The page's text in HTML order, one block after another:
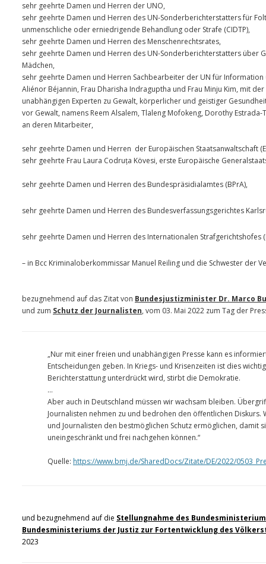
sehr geehrte Damen und Herren der UNO,
sehr geehrte Damen und Herren des UN-Sonderberichterstatters für
unmenschliche oder erniedrigende Behandlung oder Strafe (CIDTP),
sehr geehrte Damen und Herren des Menschenrechtsrates,
sehr geehrte Damen und Herren des UN-Sonderberichterstatters über
Mädchen,
sehr geehrte Damen und Herren Sachbearbeiter der UN für
Aliénor Béjannin, Frau Dharisha Indraguptha und Frau Minju Kim, mit
unabhängigen Experten zu Gewalt, körperlicher und geistiger
vor Gewalt, namens Reem Alsalem, Tlaleng Mofokeng, Dorothy
an deren Mitarbeiter,
sehr geehrte Damen und Herren der Europäischen Staatsanwaltschaft
sehr geehrte Frau Laura Codruța Kövesi, erste Europäische
sehr geehrte Damen und Herren des Bundespräsidialamtes (BPrA),
sehr geehrte Damen und Herren des Bundesverfassungsgerichtes
sehr geehrte Damen und Herren des Internationalen Strafgerichtshofes
– in Bcc Kriminaloberkommissar Manuel Reiling und die Schwester der
bezugnehmend auf das Zitat von Bundesjustizminister Dr. Marco
und zum Schutz der Journalisten, vom 03. Mai 2022 zum Tag der
„Nur mit einer freien und unabhängigen Presse kann es
Entscheidungen geben. In Kriegs- und Krisenzeiten ist dies
Berichterstattung unterdrückt wird, stirbt die Demokratie.
…
Aber auch in Deutschland müssen wir wachsam bleiben.
Journalisten nehmen zu und bedrohen den öffentlichen Diskurs.
und Journalisten den bestmöglichen Schutz ermöglichen, damit
uneingeschränkt und frei nachgehen können.“
Quelle: https://www.bmj.de/SharedDocs/Zitate/DE/2022/
und bezugnehmend auf die Stellungnahme des
Bundesministeriums der Justiz zur Fortentwicklung des
2023